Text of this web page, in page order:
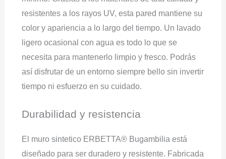
resistentes a los rayos UV, esta pared mantiene su
color y apariencia a lo largo del tiempo. Un lavado
ligero ocasional con agua es todo lo que se
necesita para mantenerlo limpio y fresco. Podrás
así disfrutar de un entorno siempre bello sin invertir
tiempo ni esfuerzo en su cuidado.
Durabilidad y resistencia
El muro sintetico ERBETTA® Bugambilia está
diseñado para ser duradero y resistente. Fabricada